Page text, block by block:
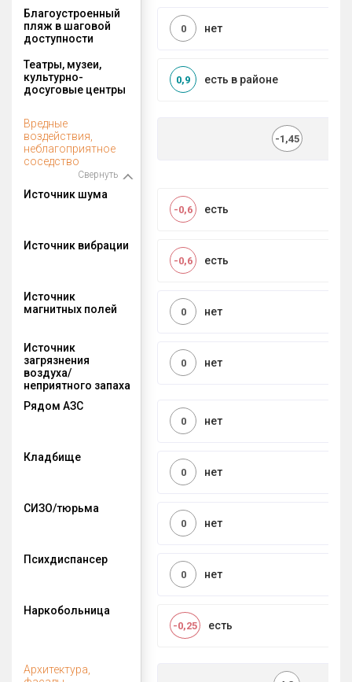
Благоустроенный
пляж в шаговой
доступности
нет
0
Театры, музеи,
культурно-
досуговые центры
есть в районе
0,9
Вредные
воздействия,
неблагоприятное
соседство
Свернуть
-1,45
Источник шума
есть
-0,6
Источник вибрации
есть
-0,6
Источник
магнитных полей
нет
0
Источник
загрязнения
воздуха/
неприятного запаха
нет
0
Рядом АЗС
нет
0
Кладбище
нет
0
СИЗО/тюрьма
нет
0
Психдиспансер
нет
0
Наркобольница
есть
-0,25
Архитектура,